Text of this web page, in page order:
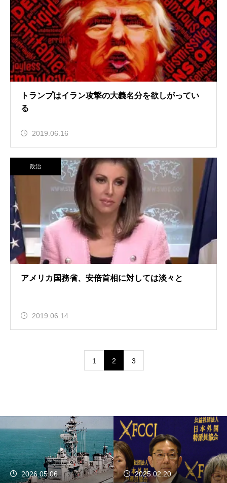
トランプはイラン攻撃の大義名分を欲しがってい
る
2019.06.16
政治
アメリカ国務省、安倍首相に対しては淡々と
2019.06.14
1 2 3
2026.05.06 2025.02.20